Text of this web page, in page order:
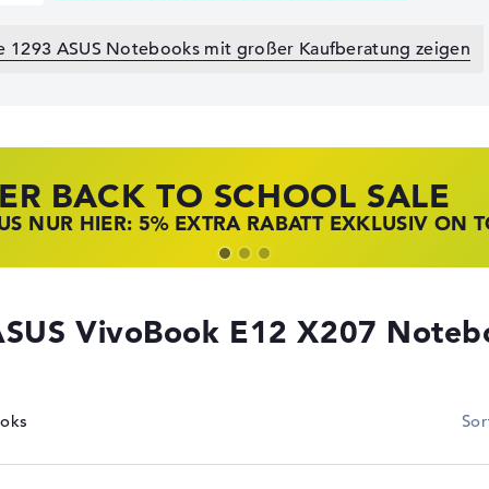
1293 ASUS Notebooks mit großer Kaufberatung zeigen
BACK TO SCHOOL SALE
NUR HIER: 5% EXTRA RABATT EXKLUSIV ON
SSV DEALS
ZUGREIFEN: NOTEBOOKS BEI HP KRÄFTIG
LAPTOP DEALS
BEI LENOVO JETZT KRÄFTIG REDUZIERT
VivoBook E12 X207